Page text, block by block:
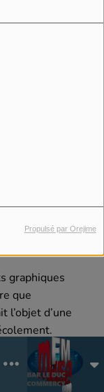
Propulsé par Orejime
0
graphiques
que
l’objet d’une